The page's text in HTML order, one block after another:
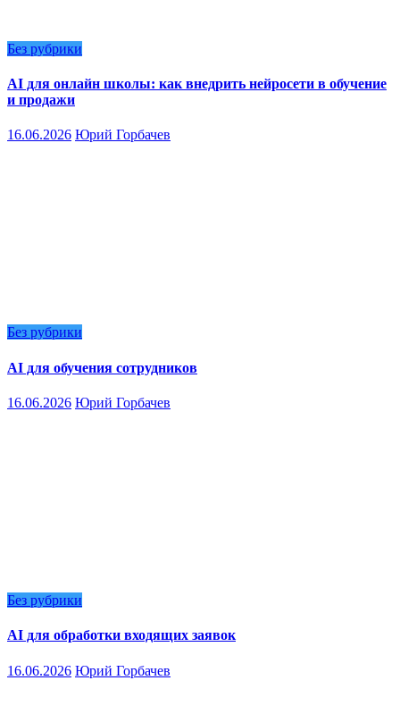
Без рубрики
AI для онлайн школы: как внедрить нейросети в обучение
и продажи
16.06.2026 Юрий Горбачев
Без рубрики
AI для обучения сотрудников
16.06.2026 Юрий Горбачев
Без рубрики
AI для обработки входящих заявок
16.06.2026 Юрий Горбачев